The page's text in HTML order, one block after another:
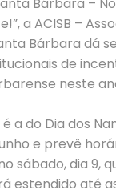
a ACISB –
Bárbara dá
de
neste
a do Dia dos
e prevê
sábado, dia 9,
estendido até